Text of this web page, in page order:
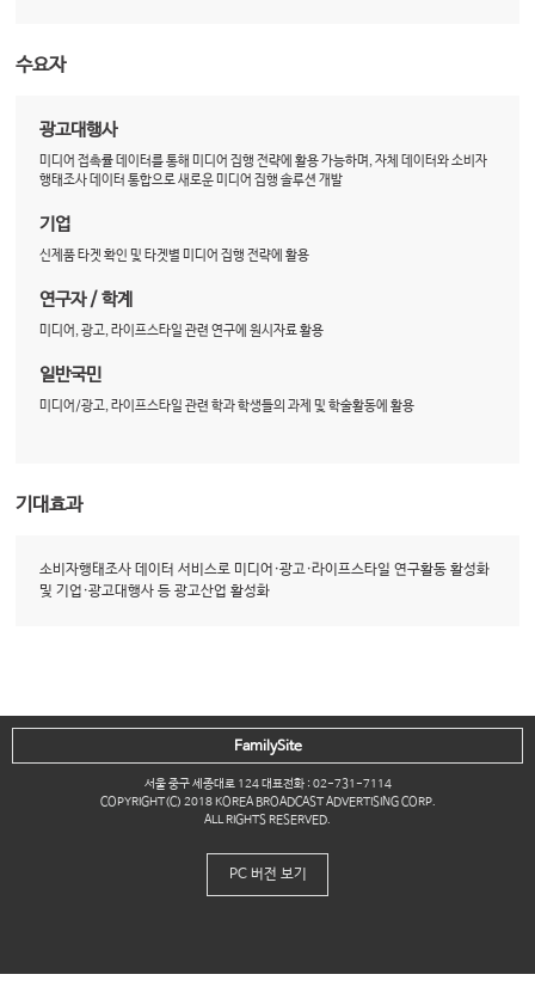
수요자
광고대행사
미디어 접촉률 데이터를 통해 미디어 집행 전략에 활용 가능하며, 자체 데이터와 소비자
행태조사 데이터 통합으로 새로운 미디어 집행 솔루션 개발
기업
신제품 타겟 확인 및 타겟별 미디어 집행 전략에 활용
연구자 / 학계
미디어, 광고, 라이프스타일 관련 연구에 원시자료 활용
일반국민
미디어/광고, 라이프스타일 관련 학과 학생들의 과제 및 학술활동에 활용
기대효과
소비자행태조사 데이터 서비스로 미디어·광고·라이프스타일 연구활동 활성화
및 기업·광고대행사 등 광고산업 활성화
서울 중구 세종대로 124 대표전화 : 02-731-7114
COPYRIGHT(C) 2018 KOREA BROADCAST ADVERTISING CORP.
ALL RIGHTS RESERVED.
FamilySite
PC 버전 보기